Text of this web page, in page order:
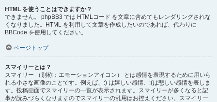
HTML を使うことはできますか？
できません。 phpBB3 では HTMLコード を文章に含めてもレンダリングされな
くなりました。HTML を利用して文章を作成したいのであれば、代わりに
BBCode を使用してください。
ページトップ
スマイリーとは？
スマイリー （別称：エモーションアイコン） とは感情を表現するために用いら
れる小さな画像のことです。例えば、:) は嬉しい感情、:(は悲しい感情を表しま
す。投稿画面でスマイリーの一覧が表示されます。スマイリーが多くなると記
事が読みづらくなりますのでスマイリーの乱用はお控えください。スマイリー